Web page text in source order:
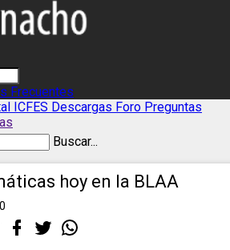
Frecuentes
ICFES Descargas Foro Preguntas
Buscar...
hoy en la BLAA